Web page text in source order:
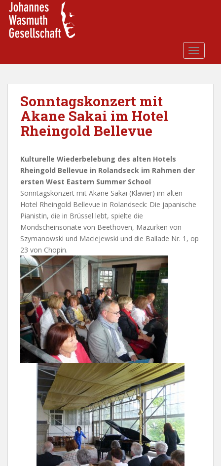
o
Sonntagskonzert mit
Akane Sakai im Hotel
Rheingold Bellevue
Kulturelle Wiederbelebung des alten Hotels
Rheingold Bellevue in Rolandseck im Rahmen der
ersten West Eastern Summer School
Sonntagskonzert mit Akane Sakai (Klavier) im alten
Hotel Rheingold Bellevue in Rolandseck: Die japanische
Pianistin, die in Brüssel lebt, spielte die
Mondscheinsonate von Beethoven, Mazurken von
Szymanowski und Maciejewski und die Ballade Nr. 1, op
23 von Chopin.